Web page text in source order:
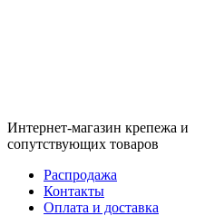
Интернет-магазин крепежа и
сопутствующих товаров
Распродажа
Контакты
Оплата и доставка